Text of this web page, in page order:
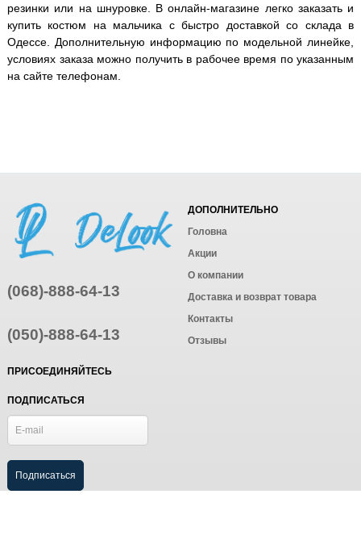
резинки или на шнуровке. В онлайн-магазине легко заказать и
купить костюм на мальчика с быстро доставкой со склада в
Одессе. Дополнительную информацию по модельной линейке,
условиях заказа можно получить в рабочее время по указанным
на сайте телефонам.
(068)-888-64-13
(050)-888-64-13
ДОПОЛНИТЕЛЬНО
Головна
Акции
О компании
Доставка и возврат товара
Контакты
Отзывы
ПРИСОЕДИНЯЙТЕСЬ
ПОДПИСАТЬСЯ